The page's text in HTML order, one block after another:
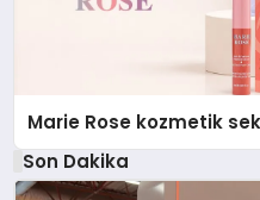
Marie Rose kozmetik
Son Dakika